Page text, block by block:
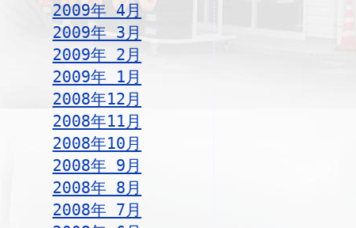
2009年 4月
2009年 3月
2009年 2月
2009年 1月
2008年12月
2008年11月
2008年10月
2008年 9月
2008年 8月
2008年 7月